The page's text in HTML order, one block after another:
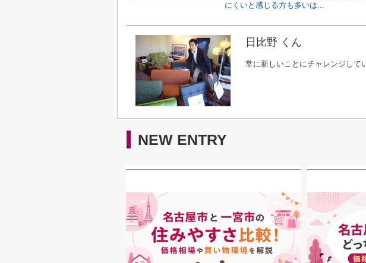
にくいと感じる方も多いは...
日比野 くん
常に新しいことにチャレンジして
NEW ENTRY